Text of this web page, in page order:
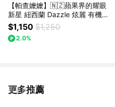
【帕查嬤嬤】🇳🇿蘋果界的耀眼
新星 紐西蘭 Dazzle 炫麗 有機蘋
果 6入禮盒🍎｜紐西蘭蘋果禮盒
$1,150 $1,250
2.0%
更多推薦
看更多